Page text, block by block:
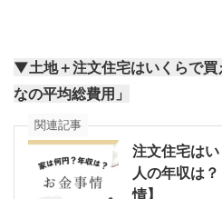
▼土地＋注文住宅はいくらで買
なの平均総費用」
関連記事
注文住宅は
人の年収は
情】